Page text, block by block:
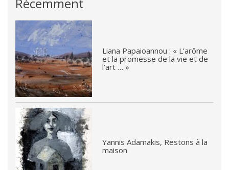
Récemment
Liana Papaioannou : « L’arôme
et la promesse de la vie et de
l’art … »
Yannis Adamakis, Restons à la
maison